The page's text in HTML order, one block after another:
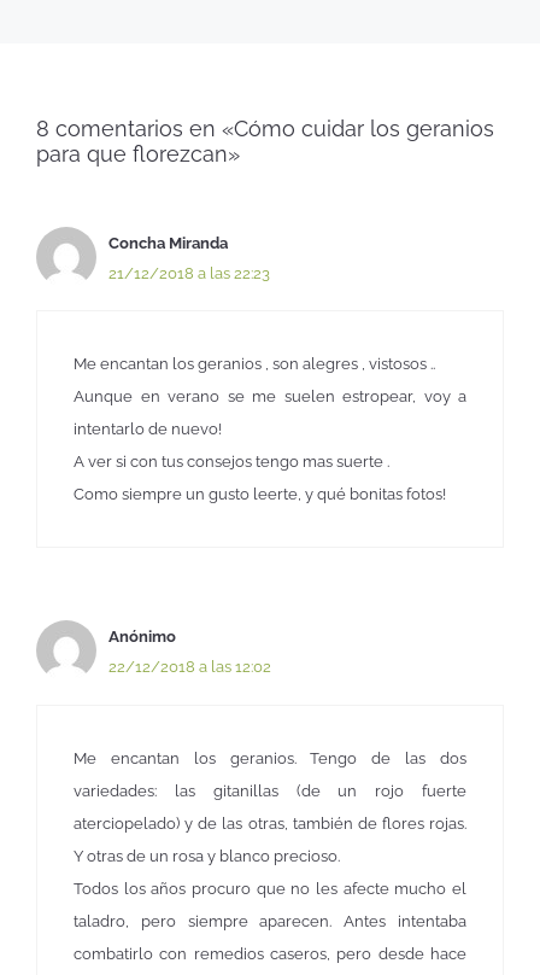
8 comentarios en «Cómo cuidar los geranios
para que florezcan»
Concha Miranda
21/12/2018 a las 22:23
Me encantan los geranios , son alegres , vistosos ..
Aunque en verano se me suelen estropear, voy a
intentarlo de nuevo!
A ver si con tus consejos tengo mas suerte .
Como siempre un gusto leerte, y qué bonitas fotos!
Anónimo
22/12/2018 a las 12:02
Me encantan los geranios. Tengo de las dos
variedades: las gitanillas (de un rojo fuerte
aterciopelado) y de las otras, también de flores rojas.
Y otras de un rosa y blanco precioso.
Todos los años procuro que no les afecte mucho el
taladro, pero siempre aparecen. Antes intentaba
combatirlo con remedios caseros, pero desde hace